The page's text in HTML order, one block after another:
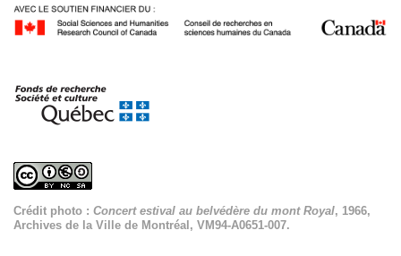
Crédit photo : Concert estival au belvédère du mont Royal, 1966,
Archives de la Ville de Montréal, VM94-A0651-007.